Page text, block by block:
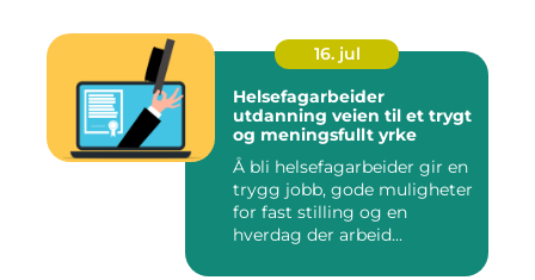
16. jul
Helsefagarbeider
utdanning veien til et trygt
og meningsfullt yrke
Å bli helsefagarbeider gir en
trygg jobb, gode muligheter
for fast stilling og en
hverdag der arbeid...